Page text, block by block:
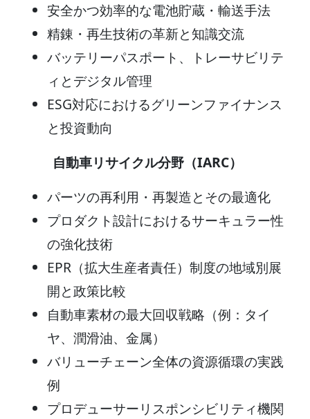
安全かつ効率的な電池貯蔵・輸送手法
精錬・再生技術の革新と知識交流
バッテリーパスポート、トレーサビリテ
ィとデジタル管理
ESG対応におけるグリーンファイナンス
と投資動向
自動車リサイクル分野（IARC）
パーツの再利用・再製造とその最適化
プロダクト設計におけるサーキュラー性
の強化技術
EPR（拡大生産者責任）制度の地域別展
開と政策比較
自動車素材の最大回収戦略（例：タイ
ヤ、潤滑油、金属）
バリューチェーン全体の資源循環の実践
例
プロデューサーリスポンシビリティ機関